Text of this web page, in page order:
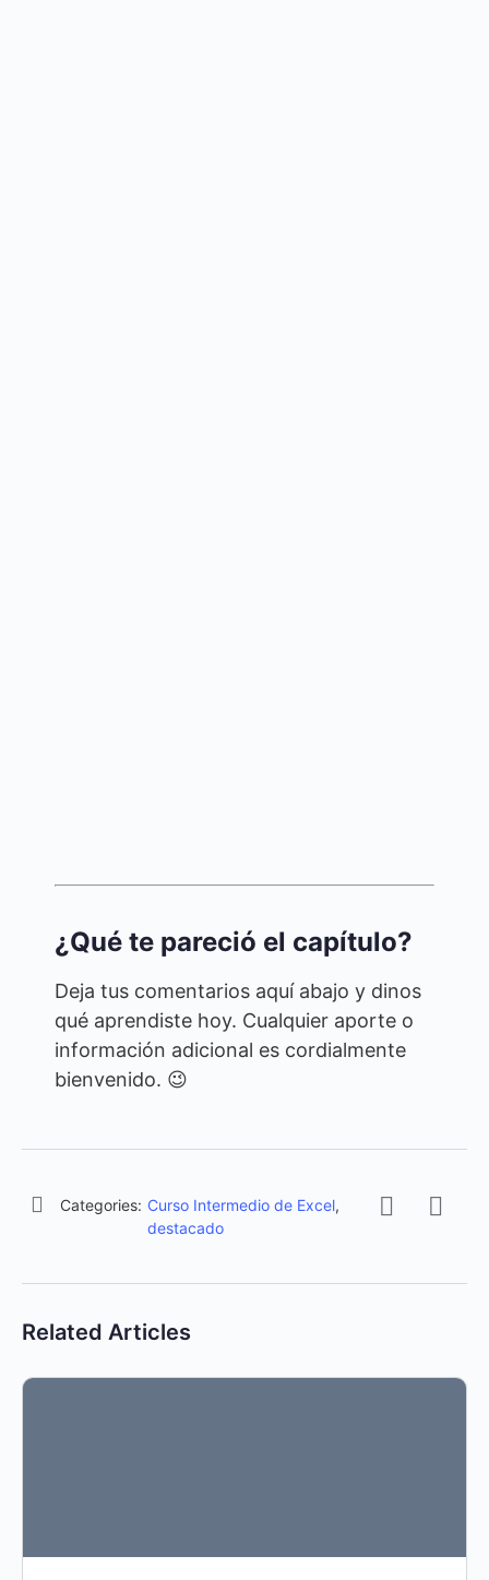
¿Qué te pareció el capítulo?
Deja tus comentarios aquí abajo y dinos
qué aprendiste hoy. Cualquier aporte o
información adicional es cordialmente
bienvenido. 😉
Categories: Curso Intermedio de Excel,
destacado
Related Articles